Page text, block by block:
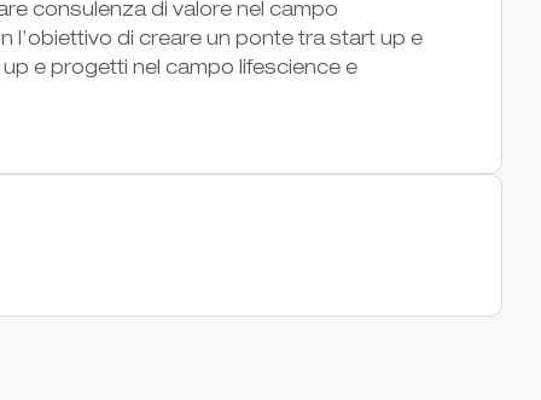
consulenza di valore nel campo
l’obiettivo di creare un ponte tra start up e
e progetti nel campo lifescience e